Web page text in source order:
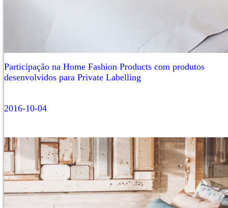
Participação na Home Fashion Products com produtos
desenvolvidos para Private Labelling
2016-10-04